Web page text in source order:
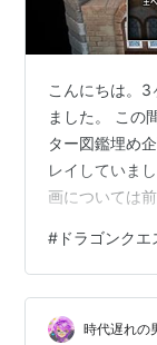
こんにちは。3
ました。 この
ター図鑑埋め
レイしていま
画については
けられるかも
通にプレイし
かと思ってい
しました。 ・
# ドラゴンクエ
時代遅れの